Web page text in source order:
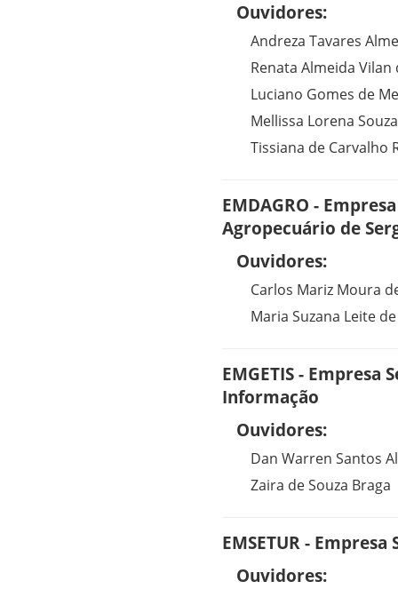
Ouvidores:
Andreza Tavares
Renata Almeida Vilan
Luciano Gomes de
Mellissa Lorena
Tissiana de Carvalho
EMDAGRO -
Agropecuário de
Ouvidores:
Carlos Mariz Moura
Maria Suzana Leite
EMGETIS - Empresa
Informação
Ouvidores:
Dan Warren Santos
Zaira de Souza Braga
EMSETUR -
Ouvidores: